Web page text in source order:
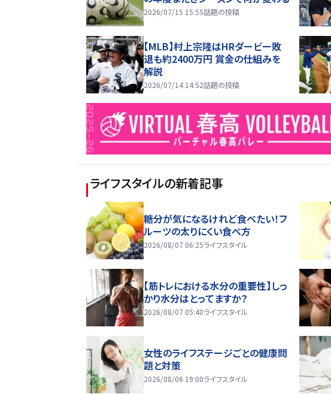
2026/07/15 15:55話題の投稿
【MLB】村上宗隆はHRダービー敗
退も約2400万円 賞金の仕組みを
解説
2026/07/14 14:52話題の投稿
ライフスタイルの新着記事
糖分が気になるけれど食べたい！フ
ルーツの太りにくい食べ方
2026/08/07 06:25ライフスタイル
【筋トレにおける水分の重要性】しっ
かり水分はとってますか？
2026/08/07 05:40ライフスタイル
女性のライフステージごとの健康問
題と対策
2026/08/06 19:00ライフスタイル